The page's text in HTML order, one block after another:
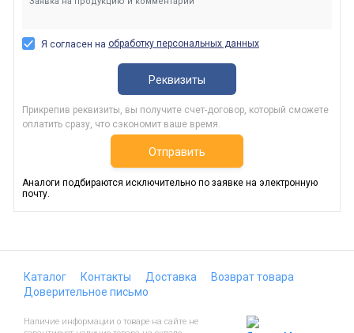
Я согласен на обработку персональных данных
Реквизиты
Прикрепив реквизиты, вы получите счет-договор, который сможете
оплатить сразу, что сэкономит ваше время.
Отправить
Аналоги подбираются исключительно по заявке на электронную
почту.
Каталог Контакты Доставка
Возврат товара
Доверительное письмо
Наличие информации о товаре на сайте не